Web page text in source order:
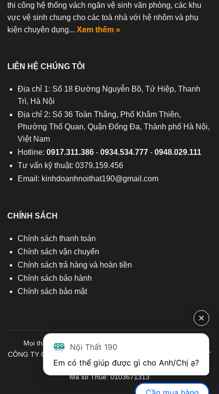
thi công hệ thống vách ngăn vệ sinh văn phòng, các khu
vực vệ sinh chung cho các toà nhà với hệ nhôm và phụ
kiện chuyên dụng... Xem thêm »
LIÊN HỆ CHÚNG TÔI
Địa chỉ 1: Số 18 Đường Nguyễn Bồ, Tứ Hiệp, Thanh
Trì, Hà Nội
Địa chỉ 2: Số 36 Toàn Thắng, Phố Khâm Thiên,
Phường Thổ Quan, Quận Đống Đa, Thành phố Hà Nội,
Việt Nam
Hotline: 0917.311.386- 0934.534.777- 0948.029.111
Tư vấn kỹ thuật: 0379.159.456
Email: kinhdoanhnoithat190@gmail.com
CHÍNH SÁCH
Chính sách thanh toán
Chính sách vận chuyển
Chính sách trả hàng và hoàn tiền
Chính sách bảo hành
Chính sách bảo mật
Mọi thông tin quý khách hàng vui lòng liên hệ chúng tôi:
CÔNG TY CỔ PHẦN ĐẦU TƯ THƯƠNG MẠI VÀ SẢN XUẤT VIỆT
NỘI THẤT
Mã số Thuế: 0103671313
Nội Thất 190